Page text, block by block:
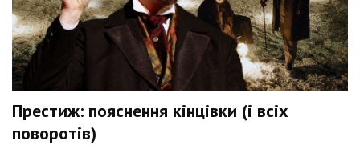
Престиж: пояснення кінцівки (і всіх
поворотів)